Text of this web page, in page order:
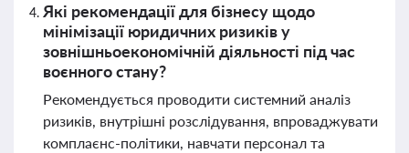
Які рекомендації для бізнесу щодо
мінімізації юридичних ризиків у
зовнішньоекономічній діяльності під час
воєнного стану?
Рекомендується проводити системний аналіз
ризиків, внутрішні розслідування, впроваджувати
комплаєнс-політики, навчати персонал та